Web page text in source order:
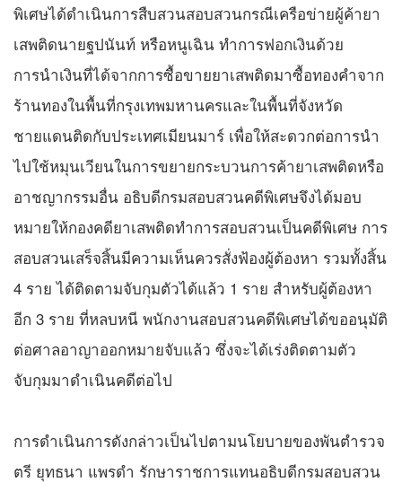
พิเศษได้ดำเนินการสืบสวนสอบสวนกรณีเครือข่ายผู้ค้ายา
เสพติดนายฐปนันท์ หรือหนูเฉิน ทำการฟอกเงินด้วย
การนำเงินที่ได้จากการซื้อขายยาเสพติดมาซื้อทองคำจาก
ร้านทองในพื้นที่กรุงเทพมหานครและในพื้นที่จังหวัด
ชายแดนติดกับประเทศเมียนมาร์ เพื่อให้สะดวกต่อการนำ
ไปใช้หมุนเวียนในการขยายกระบวนการค้ายาเสพติดหรือ
อาชญากรรมอื่น อธิบดีกรมสอบสวนคดีพิเศษจึงได้มอบ
หมายให้กองคดียาเสพติดทำการสอบสวนเป็นคดีพิเศษ การ
สอบสวนเสร็จสิ้นมีความเห็นควรสั่งฟ้องผู้ต้องหา รวมทั้งสิ้น
4 ราย ได้ติดตามจับกุมตัวได้แล้ว 1 ราย สำหรับผู้ต้องหา
อีก 3 ราย ที่หลบหนี พนักงานสอบสวนคดีพิเศษได้ขออนุมัติ
ต่อศาลอาญาออกหมายจับแล้ว ซึ่งจะได้เร่งติดตามตัว
จับกุมมาดำเนินคดีต่อไป
การดำเนินการดังกล่าวเป็นไปตามนโยบายของพันตำรวจ
ตรี ยุทธนา แพรดำ รักษาราชการแทนอธิบดีกรมสอบสวน